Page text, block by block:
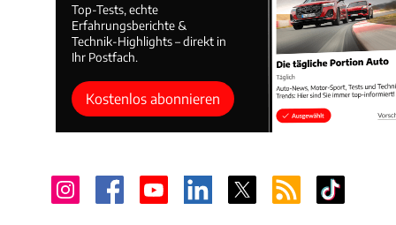
Top-Tests, echte
Erfahrungsberichte &
Technik-Highlights – direkt in
Ihr Postfach.
Kostenlos abonnieren